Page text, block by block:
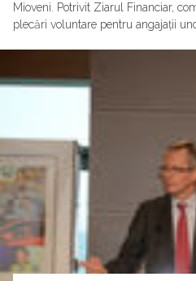
Mioveni. Potrivit Ziarul Financiar,
plecări voluntare pentru angajații